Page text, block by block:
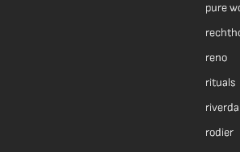
pure
reno
rituals
rodier